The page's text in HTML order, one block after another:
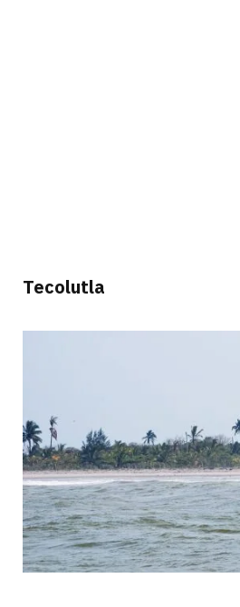
Tecolutla